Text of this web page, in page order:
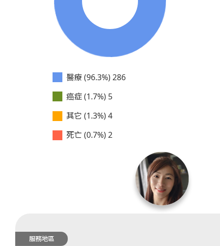
醫療 (96.3%) 286
癌症 (1.7%) 5
其它 (1.3%) 4
死亡 (0.7%) 2
服務地區